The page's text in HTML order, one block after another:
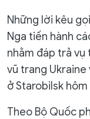
Những lời kêu
Nga tiến hành
nhằm đáp trả
vũ trang
ở Starobilsk
Theo Bộ Quốc